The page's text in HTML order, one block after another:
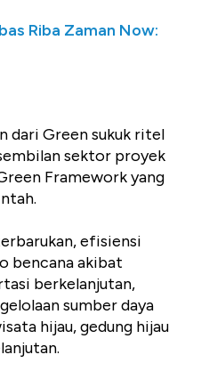
Riba Zaman Now:
dari Green sukuk ritel
sektor proyek
Framework yang
efisiensi
bencana akibat
berkelanjutan,
sumber daya
hijau, gedung hijau